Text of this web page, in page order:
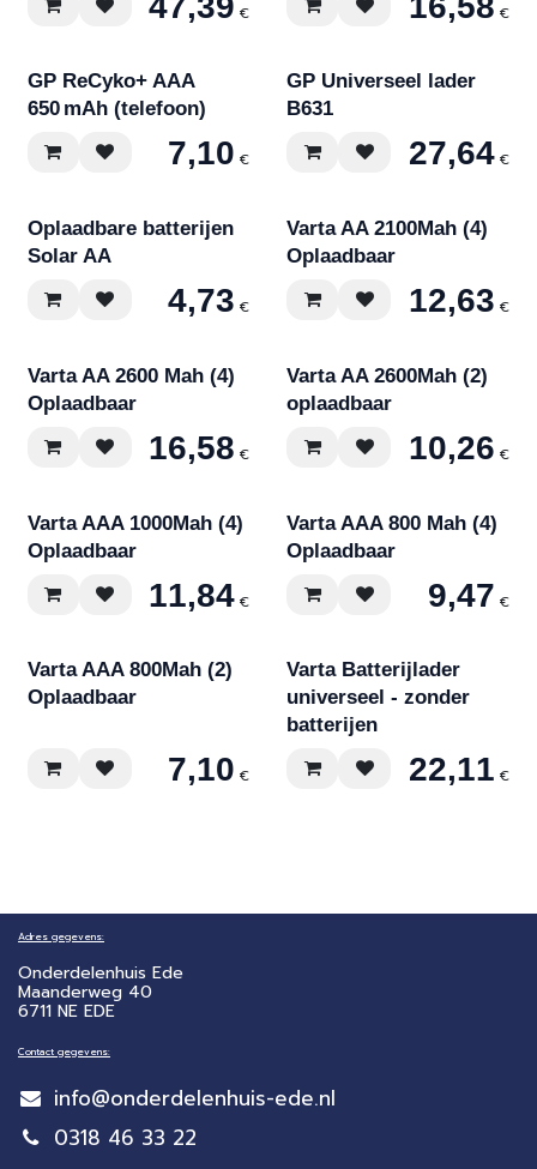
€ €
GP ReCyko+ AAA
650 mAh (telefoon)
7,10 €
GP Universeel lader
B631
27,64€
Oplaadbare batterijen
Solar AA
4,73 €
Varta AA 2100Mah (4)
Oplaadbaar
12,63 €
Varta AA 2600 Mah (4)
Oplaadbaar
16,58 €
Varta AA 2600Mah (2)
oplaadbaar
10,26 €
Varta AAA 1000Mah (4)
Oplaadbaar
11,84 €
Varta AAA 800 Mah (4)
Oplaadbaar
9,47 €
Varta AAA 800Mah (2)
Oplaadbaar
7,10 €
Varta Batterijlader
universeel - zonder
batterijen
22,11 €
Adres gegevens:
Onderdelenhuis Ede
Maanderweg 40
6711 NE EDE
Contact gegevens:
info@onderdelenhuis-ede.nl
0318 46 33 22